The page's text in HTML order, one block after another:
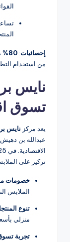
إحصائيات:
80%
من استخدام
نايس
تسوق
يعد مركز نايس
عبدالله بن
الاقتصادية. في 2025، يجذب المتجر
تركيز على
خصومات
الملابس
تنوع
منزلي
تجربة